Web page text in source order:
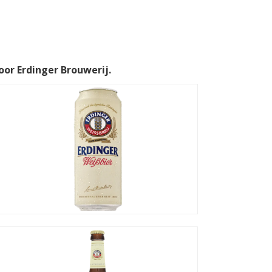
Erdinger Brouwerij.